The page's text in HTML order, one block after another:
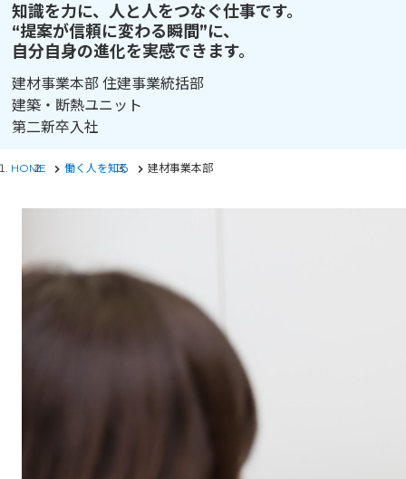
知識を力に、人と人をつなぐ仕事です。
“提案が信頼に変わる瞬間”に、
自分自身の進化を実感できます。
建材事業本部 住建事業統括部
建築・断熱ユニット
第二新卒入社
HOME 働く人を知る 建材事業本部